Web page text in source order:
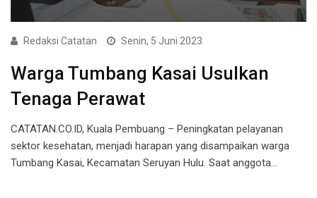
Redaksi Catatan Senin, 5 Juni 2023
Warga Tumbang Kasai Usulkan
Tenaga Perawat
CATATAN.CO.ID, Kuala Pembuang – Peningkatan pelayanan
sektor kesehatan, menjadi harapan yang disampaikan warga
Tumbang Kasai, Kecamatan Seruyan Hulu. Saat anggota…